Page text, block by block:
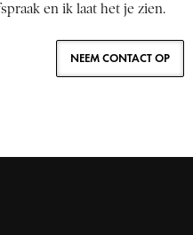
en ik laat het je zien.
NEEM CONTACT OP